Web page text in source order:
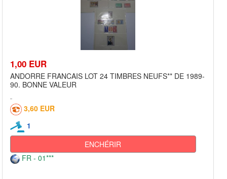
1,00 EUR
ANDORRE FRANCAIS LOT 24 TIMBRES NEUFS** DE 1989-
90. BONNE VALEUR
3,60 EUR
1
ENCHÉRIR
FR - 01***